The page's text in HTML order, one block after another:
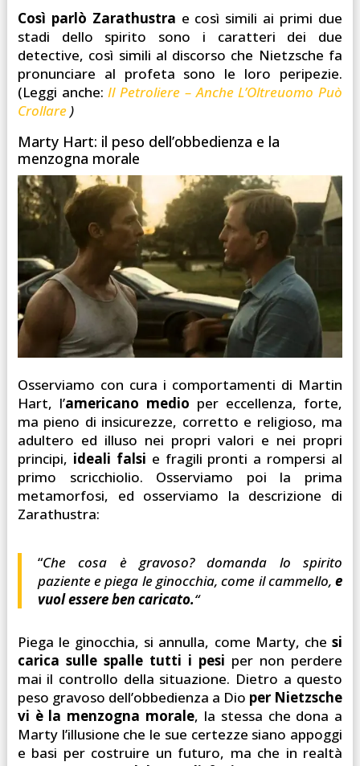
Così parlò Zarathustra e così simili ai primi due
stadi dello spirito sono i caratteri dei due
detective, così simili al discorso che Nietzsche fa
pronunciare al profeta sono le loro peripezie.
(Leggi anche: Il Petroliere – Anche L’Oltreuomo Può
Crollare)
Marty Hart: il peso dell’obbedienza e la
menzogna morale
Osserviamo con cura i comportamenti di Martin
Hart, l’americano medio per eccellenza, forte,
ma pieno di insicurezze, corretto e religioso, ma
adultero ed illuso nei propri valori e nei propri
principi, ideali falsi e fragili pronti a rompersi al
primo scricchiolio. Osserviamo poi la prima
metamorfosi, ed osserviamo la descrizione di
Zarathustra:
“Che cosa è gravoso? domanda lo spirito
paziente e piega le ginocchia, come il cammello,e
vuol essere ben caricato.“
Piega le ginocchia, si annulla, come Marty, chesi
carica sulle spalle tutti i pesi per non perdere
mai il controllo della situazione. Dietro a questo
peso gravoso dell’obbedienza a Dio per Nietzsche
vi è la menzogna morale, la stessa che dona a
Marty l’illusione che le sue certezze siano appoggi
e basi per costruire un futuro, ma che in realtà